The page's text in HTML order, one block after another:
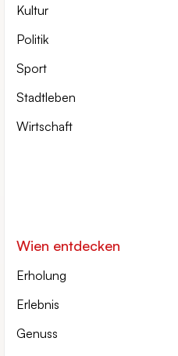
Kultur
Politik
Sport
Stadtleben
Wirtschaft
Wien entdecken
Erholung
Erlebnis
Genuss